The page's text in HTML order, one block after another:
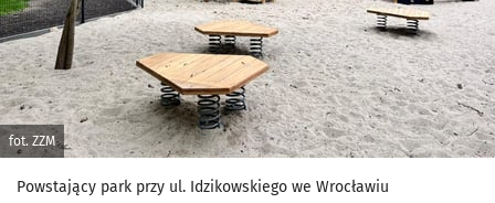
fot. ZZM
Powstający park przy ul. Idzikowskiego we Wrocławiu